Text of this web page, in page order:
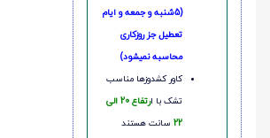
(5شنبه و جمعه و ایام
تعطیل جز روزکاری
محاسبه نمیشود)
کاور کشدوزها مناسب
تشک با ا
رتفاع 20 الی
22 سانت هستند